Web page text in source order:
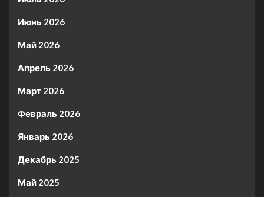
Июнь 2026
Май 2026
Апрель 2026
Март 2026
Февраль 2026
Январь 2026
Декабрь 2025
Май 2025